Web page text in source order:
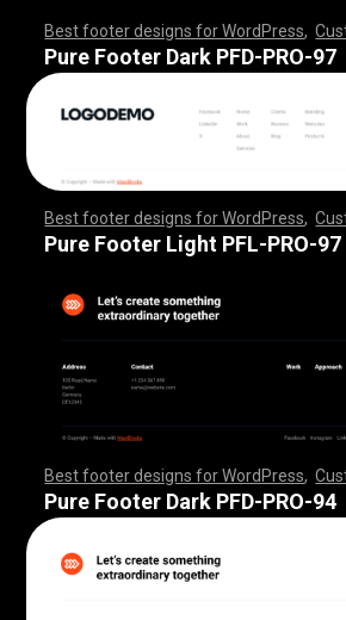
Best footer designs for WordPress ,
,,,,,,,,,,,,,,,,,,,,,,,,,,,,,,,,,,,,, ,,,,,
,,,,,,,,,,,,,,,,,,,,,,,,,,,,,,,,,,,,, ,,,,,
,,,,,,,,
Pure Footer Dark PFD-PRO-97
Best footer designs for WordPress ,
,,,,,,,,,,,,,,,,,,,,,,,,,,,,,,,,,,,,, ,,,,,
,,,,,,,,,,,,,,,,,,,,,,,,,,,,,,,,,,,,, ,,,,,
,,,,,,,,
Pure Footer Light PFL-PRO-97
Best footer designs for WordPress ,
,,,,,,,,,,,,,,,,,,,,,,,,,,,,,,,,,,,,, ,,,,,
,,,,,,,,,,,,,,,,,,,,,,,,,,,,,,,,,,,,, ,,,,,
,,,,,,,,
Pure Footer Dark PFD-PRO-94